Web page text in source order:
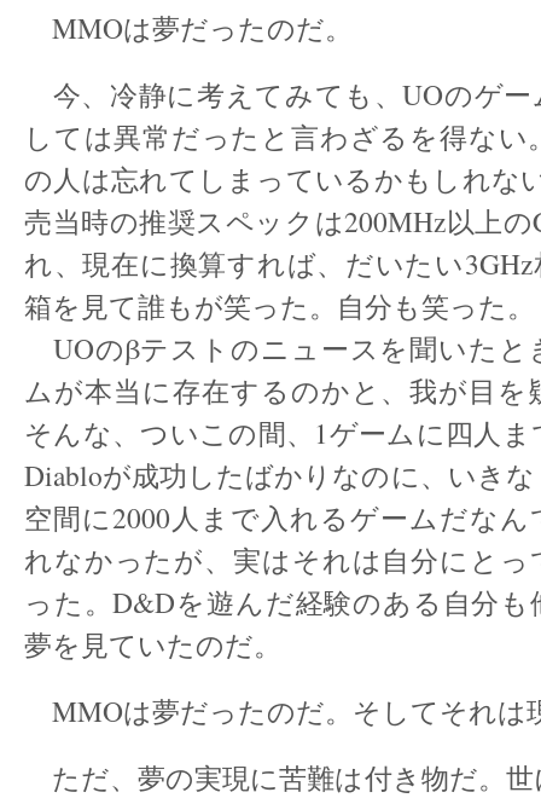
MMOは夢だったのだ。
今、冷静に考えてみても、UOのゲー
しては異常だったと言わざるを得な
の人は忘れてしまっているかもしれな
売当時の推奨スペックは200MHz以上
れ、現在に換算すれば、だいたい
箱を見て誰もが笑った。自分も笑った。
UOのβテストのニュースを聞いたと
ムが本当に存在するのかと、我が目を
そんな、ついこの間、1ゲームに四人
Diabloが成功したばかりなのに、いき
空間に2000人まで入れるゲームだな
れなかったが、実はそれは自分にとっ
った。D&Dを遊んだ経験のある自分
夢を見ていたのだ。
MMOは夢だったのだ。そしてそれは
ただ、夢の実現に苦難は付き物だ。